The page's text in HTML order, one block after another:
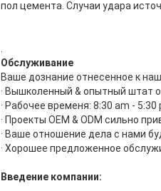
пол цемента. Случаи удара
Обслуживание
Ваше дознание отнесенное к
· Вышколенный & опытный штат
· Рабочее временя: 8:30 am -
· Проекты OEM & ODM сильно
· Ваше отношение дела с нами
· Хорошее предложенное
Введение компании: